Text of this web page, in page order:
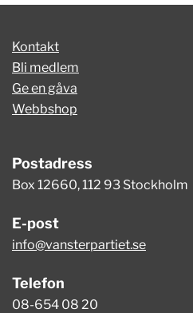
Kontakt
Bli medlem
Ge en gåva
Webbshop
Postadress
Box 12660, 112 93 Stockholm
E-post
info@vansterpartiet.se
Telefon
08-654 08 20